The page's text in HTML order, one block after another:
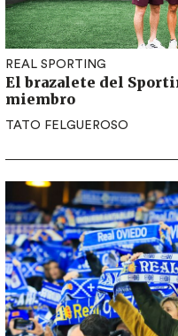
REAL SPORTING
El brazalete del
miembro
TATO FELGUEROSO